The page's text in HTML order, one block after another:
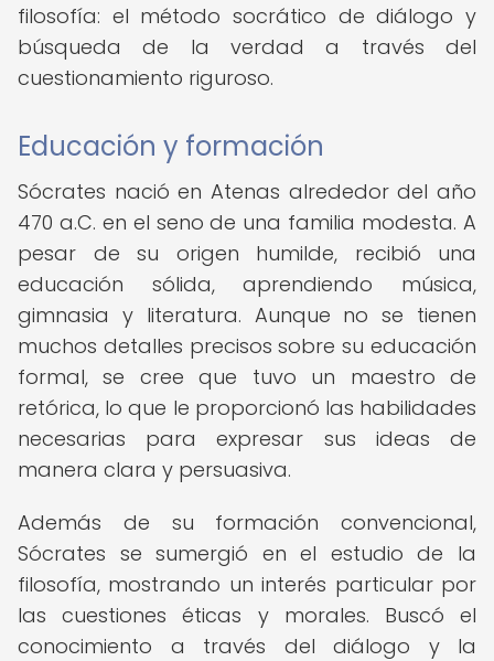
filosofía: el método socrático de diálogo y
búsqueda de la verdad a través del
cuestionamiento riguroso.
Educación y formación
Sócrates nació en Atenas alrededor del año
470 a.C. en el seno de una familia modesta. A
pesar de su origen humilde, recibió una
educación sólida, aprendiendo música,
gimnasia y literatura. Aunque no se tienen
muchos detalles precisos sobre su educación
formal, se cree que tuvo un maestro de
retórica, lo que le proporcionó las habilidades
necesarias para expresar sus ideas de
manera clara y persuasiva.
Además de su formación convencional,
Sócrates se sumergió en el estudio de la
filosofía, mostrando un interés particular por
las cuestiones éticas y morales. Buscó el
conocimiento a través del diálogo y la